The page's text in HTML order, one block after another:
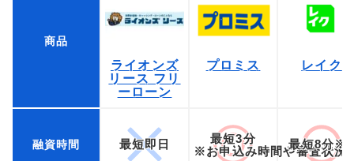
商品
ライオンズ
リース フリ
ーローン
プロミス レイク
融資時間 最短即日 最短3分
※お申込み時間や審査状況
最短8分※1